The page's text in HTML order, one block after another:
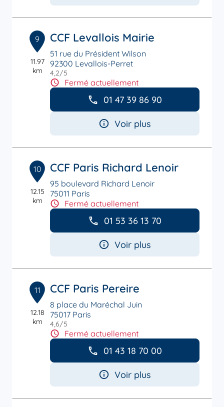
9
11.97
km
CCF Levallois Mairie
51 rue du Président Wilson
92300 Levallois-Perret
4,2/5
Fermé actuellement
01 47 39 86 90
Voir plus
10
12.15
km
CCF Paris Richard Lenoir
95 boulevard Richard Lenoir
75011 Paris
Fermé actuellement
01 53 36 13 70
Voir plus
11
12.18
km
CCF Paris Pereire
8 place du Maréchal Juin
75017 Paris
4,6/5
Fermé actuellement
01 43 18 70 00
Voir plus